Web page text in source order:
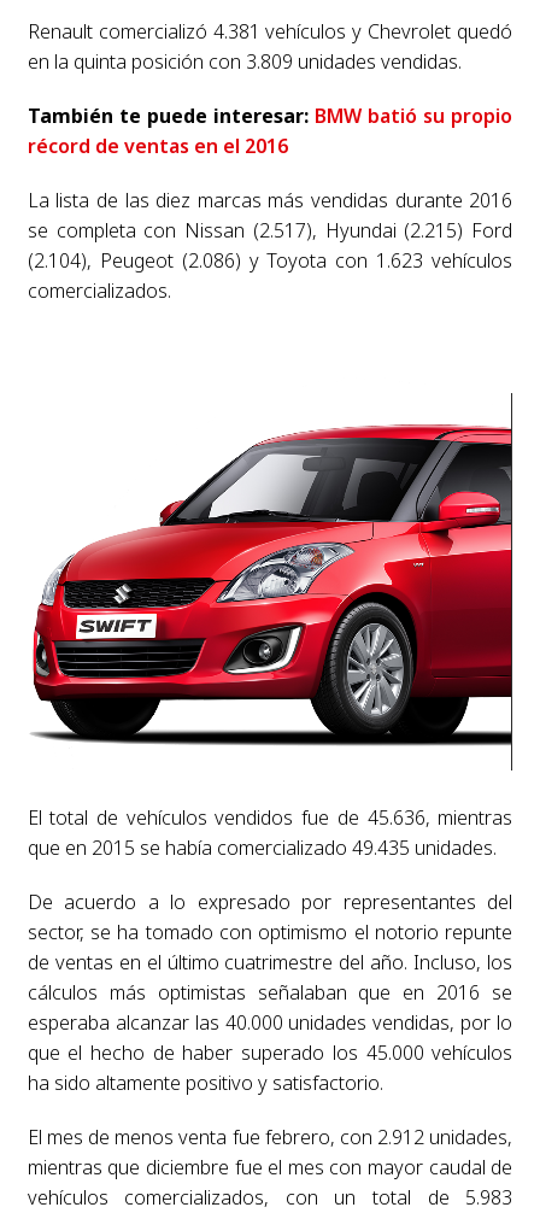
Renault comercializó 4.381 vehículos y Chevrolet quedó
en la quinta posición con 3.809 unidades vendidas.
También te puede interesar: BMW batió su propio
récord de ventas en el 2016
La lista de las diez marcas más vendidas durante 2016
se completa con Nissan (2.517), Hyundai (2.215) Ford
(2.104), Peugeot (2.086) y Toyota con 1.623 vehículos
comercializados.
El total de vehículos vendidos fue de 45.636, mientras
que en 2015 se había comercializado 49.435 unidades.
De acuerdo a lo expresado por representantes del
sector, se ha tomado con optimismo el notorio repunte
de ventas en el último cuatrimestre del año. Incluso, los
cálculos más optimistas señalaban que en 2016 se
esperaba alcanzar las 40.000 unidades vendidas, por lo
que el hecho de haber superado los 45.000 vehículos
ha sido altamente positivo y satisfactorio.
El mes de menos venta fue febrero, con 2.912 unidades,
mientras que diciembre fue el mes con mayor caudal de
vehículos comercializados, con un total de 5.983